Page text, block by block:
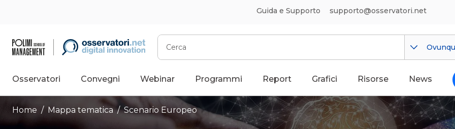
Guida e Supporto supporto@osservatori.net
Cerca
Osservatori Convegni Webinar Programmi Report Grafici Risorse News
Home / Mappa tematica /Scenario Europeo